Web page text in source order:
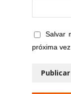
Salvar
próxima